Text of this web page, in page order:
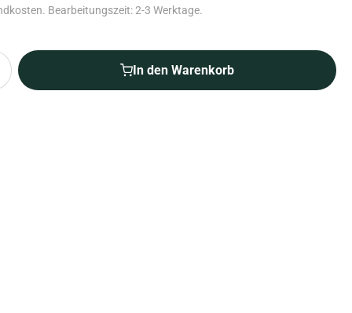
Bearbeitungszeit: 2-3 Werktage.
In den Warenkorb